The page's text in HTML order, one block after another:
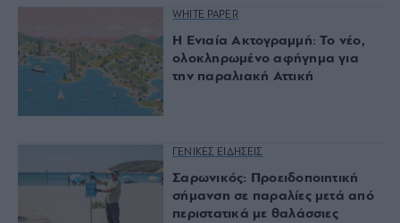
WHITE PAPER
Η Ενιαία Ακτογραμμή: Το νέο,
ολοκληρωμένο αφήγημα για
την παραλιακή Αττική
ΓΕΝΙΚΕΣ ΕΙΔΗΣΕΙΣ
Σαρωνικός: Προειδοποιητική
σήμανση σε παραλίες μετά από
περιστατικά με θαλάσσιες